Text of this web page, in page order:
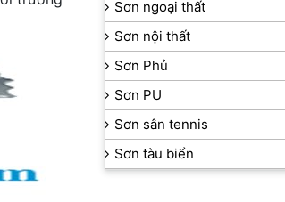
Sơn ngoại thất
Sơn nội thất
Sơn Phủ
Sơn PU
Sơn sân tennis
Sơn tàu biển